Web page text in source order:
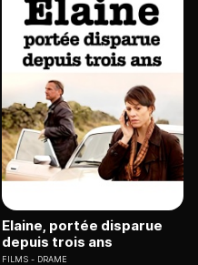
Elaine, portée disparue
depuis trois ans
FILMS DRAME